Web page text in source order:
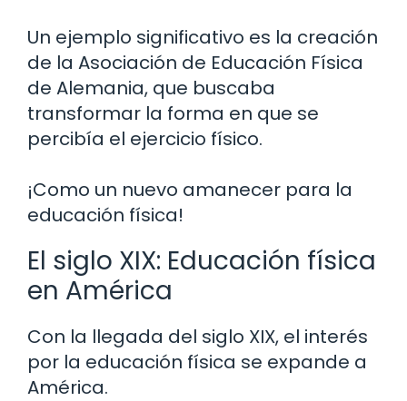
Un ejemplo significativo es la creación
de la Asociación de Educación Física
de Alemania, que buscaba
transformar la forma en que se
percibía el ejercicio físico.
¡Como un nuevo amanecer para la
educación física!
El siglo XIX: Educación física
en América
Con la llegada del siglo XIX, el interés
por la educación física se expande a
América.